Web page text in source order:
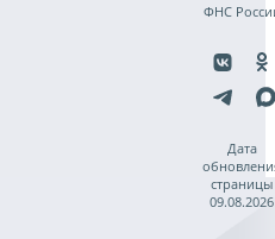
ФНС
Дата
страницы
09.08.2026